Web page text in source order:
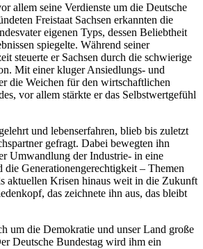
allem seine Verdienste um die Deutsche
Freistaat Sachsen erkannten die
eigenen Typs, dessen Beliebtheit
spiegelte. Während seiner
steuerte er Sachsen durch die schwierige
Mit einer kluger Ansiedlungs- und
die Weichen für den wirtschaftlichen
vor allem stärkte er das Selbstwertgefühl
und lebenserfahren, blieb bis zuletzt
gefragt. Dabei bewegten ihn
Umwandlung der Industrie- in eine
die Generationengerechtigkeit – Themen
aktuellen Krisen hinaus weit in die Zukunft
das zeichnete ihn aus, das bleibt
um die Demokratie und unser Land große
Deutsche Bundestag wird ihm ein